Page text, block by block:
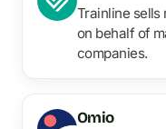
Trainline
on behalf of
companies.
Omio